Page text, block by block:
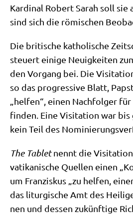
Kar­di­nal Robert Sarah soll sie
sind sich die römi­schen
Die bri­ti­sche katho­li­sche
steu­ert eini­ge Neu­ig­kei­ten
den Vor­gang bei. Die
so das pro­gres­si­ve Blatt,
„hel­fen“, einen Nach­fol­ger für
fin­den. Eine Visi­ta­ti­on war
kein Teil des
The Tabletnennt die
vati­ka­ni­sche Quel­len einen
um Fran­zis­kus „zu hel­fen,
das lit­ur­gi­sche Amt des
nen und des­sen zukünf­ti­ge